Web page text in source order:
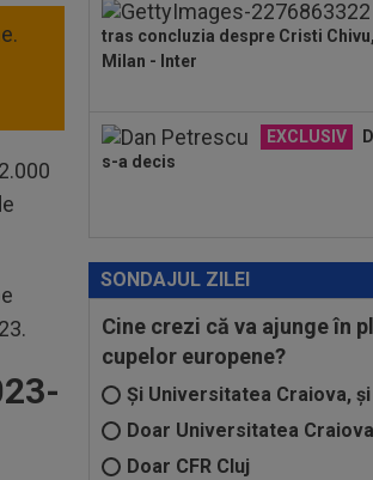
00:04
Surpriza serii în Europa:
”strălucitor” pentru oaspeți în turul
tras concluzia despre Cristi
Milan - Inter
EXCLUSIV
s-a decis
SONDAJUL ZILEI
Cine crezi că va ajunge în
cupelor europene?
Și Universitatea Craiova, și
Doar Universitatea Craiova
Doar CFR Cluj